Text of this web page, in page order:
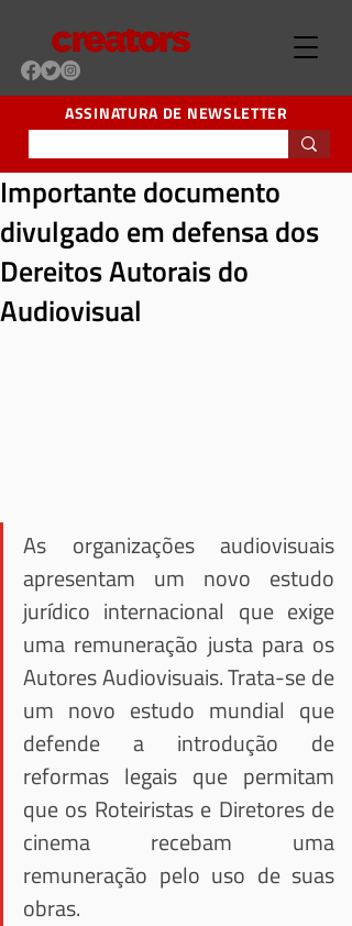
ASSINATURA DE NEWSLETTER
Importante documento
divulgado em defensa dos
Dereitos Autorais do
Audiovisual
As organizações audiovisuais
apresentam um novo estudo
jurídico internacional que exige
uma remuneração justa para os
Autores Audiovisuais. Trata-se de
um novo estudo mundial que
defende a introdução de
reformas legais que permitam
que os Roteiristas e Diretores de
cinema recebam uma
remuneração pelo uso de suas
obras.